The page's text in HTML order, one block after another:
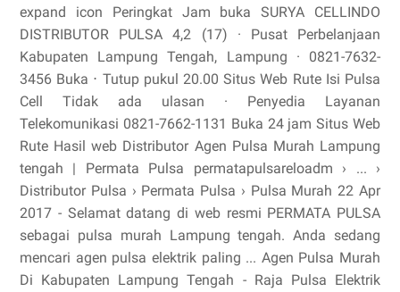
expand icon Peringkat Jam buka SURYA CELLINDO
DISTRIBUTOR PULSA 4,2 (17) · Pusat Perbelanjaan
Kabupaten Lampung Tengah, Lampung · 0821-7632-
3456 Buka ⋅ Tutup pukul 20.00 Situs Web Rute Isi Pulsa
Cell Tidak ada ulasan · Penyedia Layanan
Telekomunikasi 0821-7662-1131 Buka 24 jam Situs Web
Rute Hasil web Distributor Agen Pulsa Murah Lampung
tengah | Permata Pulsa permatapulsareloadm › ... ›
Distributor Pulsa › Permata Pulsa › Pulsa Murah 22 Apr
2017 - Selamat datang di web resmi PERMATA PULSA
sebagai pulsa murah Lampung tengah. Anda sedang
mencari agen pulsa elektrik paling ... Agen Pulsa Murah
Di Kabupaten Lampung Tengah - Raja Pulsa Elektrik